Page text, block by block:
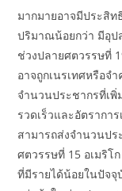
มากมายอาจมีประสิ
ปริมาณน้อยกว่า มีอุป
ช่วงปลายศตวรรษที่
อาจถูกเนรเทศหรือจ
จำนวนประชากรที่เพิ่
รวดเร็วและอัตรากา
สามารถส่งจำนวนปร
ศตวรรษที่ 15 อเมริโ
ที่มีรายได้น้อยในปัจจุ